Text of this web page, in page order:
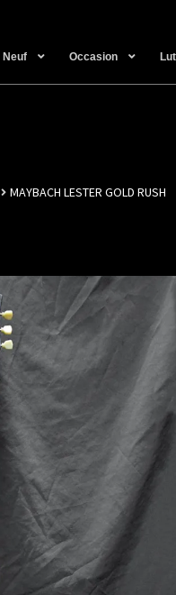
Neuf Occasion
MAYBACH LESTER GOLD RUSH